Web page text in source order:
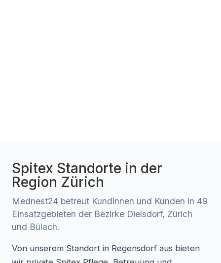
Spitex Standorte in der
Region Zürich
Mednest24 betreut Kundinnen und Kunden in 49
Einsatzgebieten der Bezirke Dielsdorf, Zürich
und Bülach.
Von unserem Standort in Regensdorf aus bieten